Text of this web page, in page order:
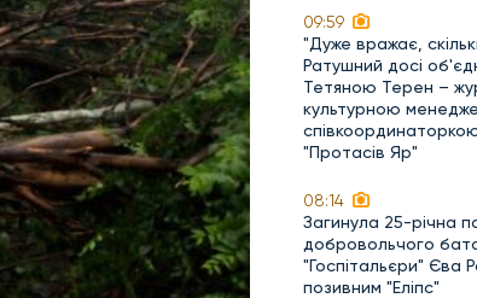
09:59
"Дуже вражає,
Ратушний досі
Тетяною Терен –
культурною
"Протасів Яр"
08:14
Загинула 25-річна
добровольчого
"Госпітальєри" Єва
позивним "Еліпс"